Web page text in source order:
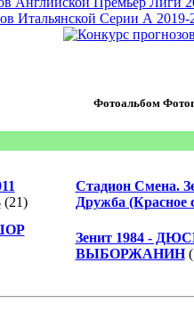
Фотоальбом
(21)
Стадион Смена.
Дружба (Красное
Зенит 1984 -
ВЫБОРЖАНИН